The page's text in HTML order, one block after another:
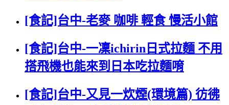
[食記]台中-老麥 咖啡 輕食 慢活小館
[食記]台中-一凜ichirin日式拉麵 不用
搭飛機也能來到日本吃拉麵唷
[食記]台中-又見一炊煙(環境篇) 彷彿